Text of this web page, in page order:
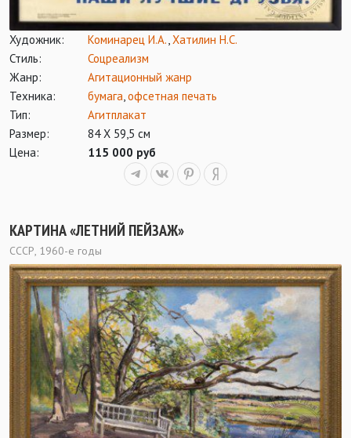
Художник: Коминарец И.А.,Хатилин Н.С.
Стиль:
Соцреализм
Жанр:
Агитационный жанр
Техника:
бумага,офсетная печать
Тип:
Агитплакат
Размер:
84 Х 59,5 см
Цена:
115 000 руб
КАРТИНА «ЛЕТНИЙ ПЕЙЗАЖ»
СССР, 1960-е годы